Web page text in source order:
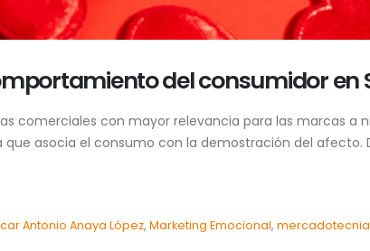
del consumidor en
comerciales con mayor relevancia para las marcas a
asocia el consumo con la demostración del afecto.
Antonio Anaya López, Marketing Emocional, mercadotecnia